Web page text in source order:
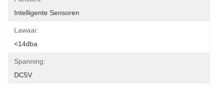
Intelligente Sensoren
Lawaai:
<14dba
Spanning:
DC5V